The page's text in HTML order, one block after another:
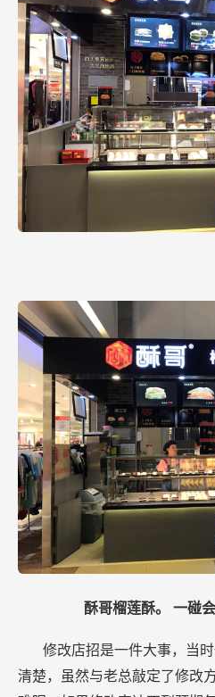
酥哥榴莲酥。 一碰
修改店招是一件大事，当
清楚，虽然与老总敲定了修改